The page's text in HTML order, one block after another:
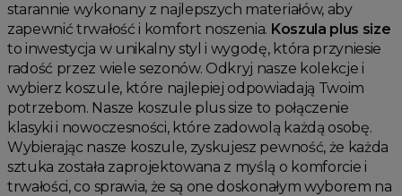
starannie wykonany z najlepszych materiałów, aby
zapewnić trwałość i komfort noszenia. Koszula plus size
to inwestycja w unikalny styl i wygodę, która przyniesie
radość przez wiele sezonów. Odkryj nasze kolekcje i
wybierz koszule, które najlepiej odpowiadają Twoim
potrzebom. Nasze koszule plus size to połączenie
klasyki i nowoczesności, które zadowolą każdą osobę.
Wybierając nasze koszule, zyskujesz pewność, że każda
sztuka została zaprojektowana z myślą o komforcie i
trwałości, co sprawia, że są one doskonałym wyborem na